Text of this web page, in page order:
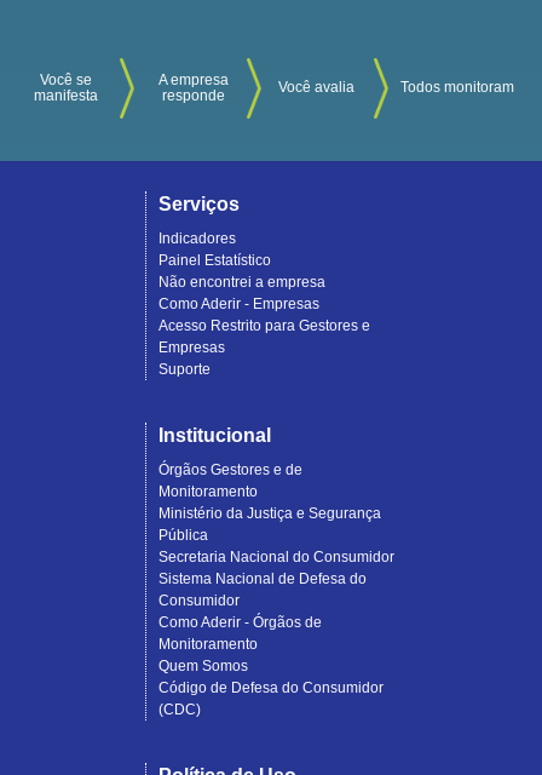
Você se
manifesta
A empresa
responde
Você avalia Todos monitoram
Serviços
Indicadores
Painel Estatístico
Não encontrei a empresa
Como Aderir - Empresas
Acesso Restrito para Gestores e
Empresas
Suporte
Institucional
Órgãos Gestores e de
Monitoramento
Ministério da Justiça e Segurança
Pública
Secretaria Nacional do Consumidor
Sistema Nacional de Defesa do
Consumidor
Como Aderir - Órgãos de
Monitoramento
Quem Somos
Código de Defesa do Consumidor
(CDC)